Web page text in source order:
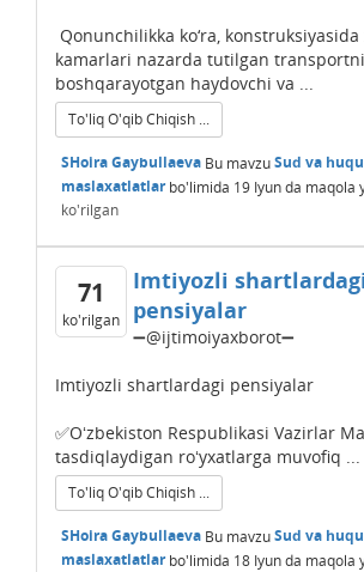
Qonunchilikka ko‘ra,
kamarlari nazarda tutilgan transportni
boshqarayotgan haydovchi va ...
To'liq O'qib Chiqish ...
SHoira Gaybullaeva Bu mavzuSud va
maslaxatlatlarbo'limida 19 Iyunda maqola
ko'rilgan
71
ko'rilgan
Imtiyozli shartlardagi
pensiyalar
➖@ijtimoiyaxborot➖
Imtiyozli shartlardagi pensiyalar
✅Oʻzbekiston Respublikasi Vazirlar
tasdiqlaydigan roʻyxatlarga muvofiq ...
To'liq O'qib Chiqish ...
SHoira Gaybullaeva Bu mavzuSud va
maslaxatlatlarbo'limida 18 Iyunda maqola